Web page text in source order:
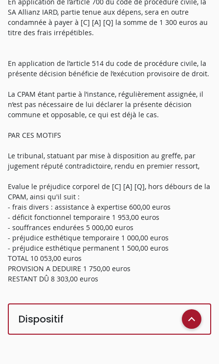
SA Allianz IARD, partie tenue aux dépens, sera en outre
condamnée à payer à [C] [A] [Q] la somme de 1 300 euros au
titre des frais irrépétibles.
En application de l’article 514 du code de procédure civile, la
présente décision bénéficie de l’exécution provisoire de droit.
La CPAM étant partie à l’instance, régulièrement assignée, il
n’est pas nécessaire de lui déclarer la présente décision
commune et opposable, ce qui est déjà le cas.
PAR CES MOTIFS
Le tribunal, statuant par mise à disposition au greffe, par
jugement réputé contradictoire, rendu en premier ressort,
Evalue le préjudice corporel de [C] [A] [Q], hors débours de la
CPAM, ainsi qu'il suit :
- frais divers : assistance à expertise 600,00 euros
- déficit fonctionnel temporaire 1 953,00 euros
- souffrances endurées 5 000,00 euros
- préjudice esthétique temporaire 1 000,00 euros
- préjudice esthétique permanent 1 500,00 euros
TOTAL 10 053,00 euros
PROVISION A DEDUIRE 1 750,00 euros
RESTANT DÛ 8 303,00 euros
Dispositif